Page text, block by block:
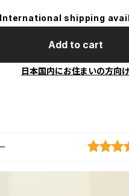
International shipping
Add to cart
日本国内にお住まいの方向け